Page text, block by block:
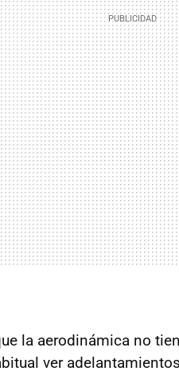
la aerodinámica no
ver